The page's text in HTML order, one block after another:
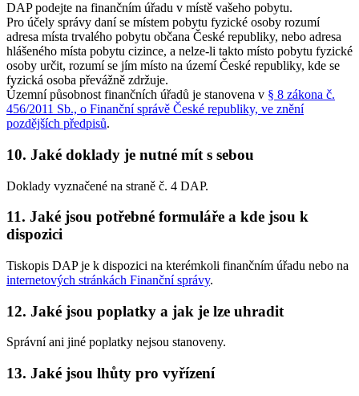
DAP podejte na finančním úřadu v místě vašeho pobytu.
Pro účely správy daní se místem pobytu fyzické osoby rozumí
adresa místa trvalého pobytu občana České republiky, nebo adresa
hlášeného místa pobytu cizince, a nelze-li takto místo pobytu fyzické
osoby určit, rozumí se jím místo na území České republiky, kde se
fyzická osoba převážně zdržuje.
Územní působnost finančních úřadů je stanovena v § 8 zákona č.
456/2011 Sb., o Finanční správě České republiky, ve znění
pozdějších předpisů.
10. Jaké doklady je nutné mít s sebou
Doklady vyznačené na straně č. 4 DAP.
11. Jaké jsou potřebné formuláře a kde jsou k
dispozici
Tiskopis DAP je k dispozici na kterémkoli finančním úřadu nebo na
internetových stránkách Finanční správy.
12. Jaké jsou poplatky a jak je lze uhradit
Správní ani jiné poplatky nejsou stanoveny.
13. Jaké jsou lhůty pro vyřízení